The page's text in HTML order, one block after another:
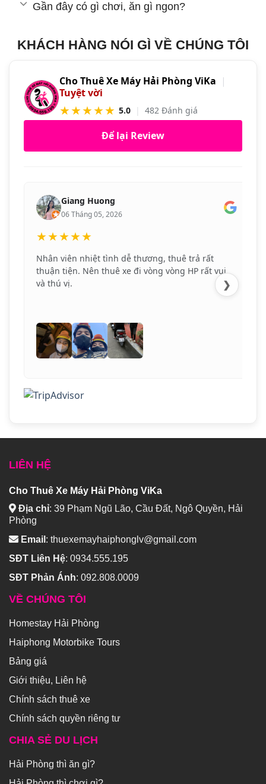
Gần đây có gì chơi, ăn gì ngon?
KHÁCH HÀNG NÓI GÌ VỀ CHÚNG TÔI
Cho Thuê Xe Máy Hải Phòng ViKa |
Tuyệt vời
★★★★★ 5.0 | 482 Đánh giá
Để lại Review
Giang Huong
06 Tháng 05, 2026
★★★★★
Nhân viên nhiệt tình dễ thương, thuê trả rất
thuận tiện. Nên thuê xe đi vòng vòng HP rất vui
và thú vị.
❯
LIÊN HỆ
Cho Thuê Xe Máy Hải Phòng ViKa
Địa chỉ: 39 Phạm Ngũ Lão, Cầu Đất, Ngô Quyền, Hải
Phòng
Email : thuexemayhaiphonglv@gmail.com
SĐT Liên Hệ: 0934.555.195
SĐT Phản Ánh: 092.808.0009
VỀ CHÚNG TÔI
Homestay Hải Phòng
Haiphong Motorbike Tours
Bảng giá
Giới thiệu, Liên hệ
Chính sách thuê xe
Chính sách quyền riêng tư
CHIA SẺ DU LỊCH
Hải Phòng thì ăn gì?